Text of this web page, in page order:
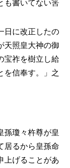
も書いてない筈
日に改正したの
天照皇大神の御
宝祚を樹立し給
を信奉す。」之
瓊々杵尊が皇
居るから皇孫命
上げることがあ